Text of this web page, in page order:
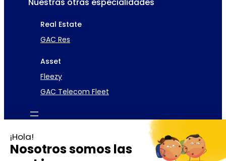
¡Hola!
Nosotros somos las
Real Estate
GAC Res
Asset
Fleezy
GAC Telecom Fleet
Descargar el folleto Solicitar una demostración